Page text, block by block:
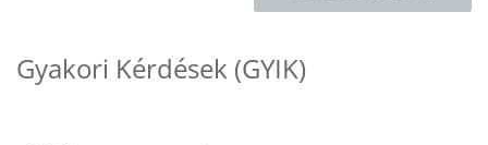
Gyakori Kérdések (GYIK)